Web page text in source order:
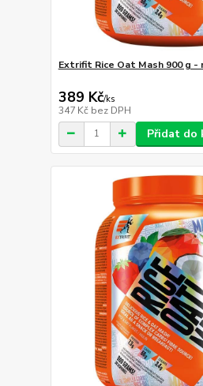
Extrifit Rice Oat Mash 900 g -
389 Kč/ks
347 Kč bez DPH
Přidat do